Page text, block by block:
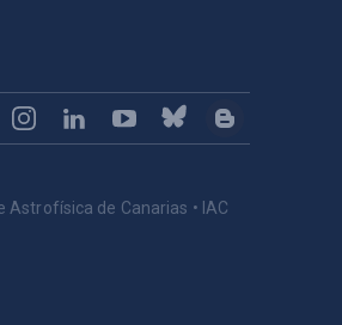
Astrofísica de Canarias • IAC